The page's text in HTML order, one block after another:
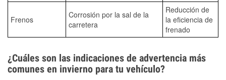
Frenos
Corrosión por la sal de la
carretera
Reducción de
la eficiencia de
frenado
¿Cuáles son las indicaciones de advertencia más
comunes en invierno para tu vehículo?